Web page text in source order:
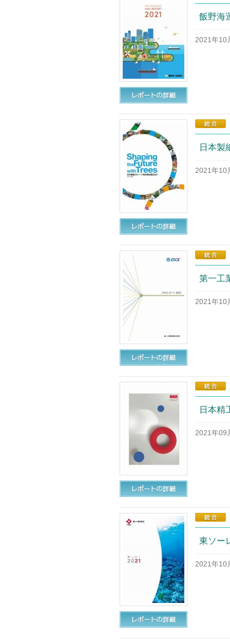
飯野海
2021年10
日本製
2021年10
第一工
2021年10
日本精
2021年09
東ソー
2021年10